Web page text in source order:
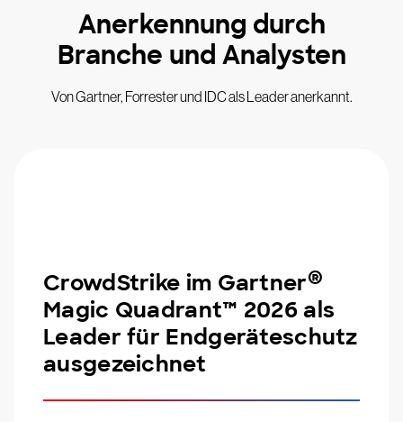
Anerkennung durch
Branche und Analysten
Von Gartner, Forrester und IDC als Leader anerkannt.
CrowdStrike im Gartner®
Magic Quadrant™ 2026 als
Leader für Endgeräteschutz
ausgezeichnet